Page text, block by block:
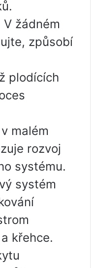
V žádném
způsobí
plodících
malém
rozvoj
systému.
systém
křehce.